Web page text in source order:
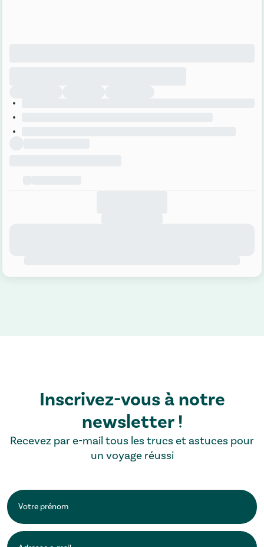
Inscrivez-vous à notre
newsletter !
Recevez par e-mail tous les trucs et astuces pour
un voyage réussi
Prénom
E-